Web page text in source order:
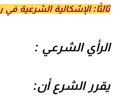
ثالثًا: الإشكالية الشرعية
الرأي الشرعي :
يقرر الشرع أن: